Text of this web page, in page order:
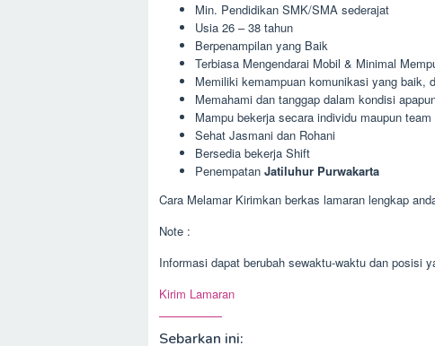
Min. Pendidikan SMK/SMA sederajat
Usia 26 – 38 tahun
Berpenampilan yang Baik
Terbiasa Mengendarai Mobil & Minimal
Memiliki kemampuan komunikasi yang baik,
Memahami dan tanggap dalam kondisi
Mampu bekerja secara individu maupun team
Sehat Jasmani dan Rohani
Bersedia bekerja Shift
Penempatan Jatiluhur Purwakarta
Cara Melamar Kirimkan berkas lamaran lengkap
Note :
Informasi dapat berubah sewaktu-waktu dan posisi
Kirim Lamaran
Sebarkan ini: